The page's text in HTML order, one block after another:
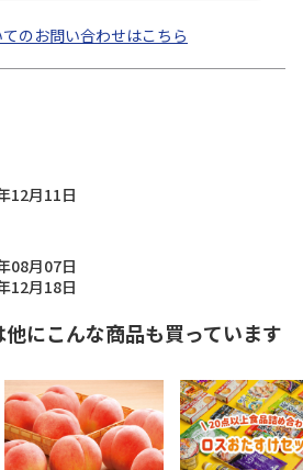
のお問い合わせはこちら
12月11日
08月07日
12月18日
にこんな商品も買っています